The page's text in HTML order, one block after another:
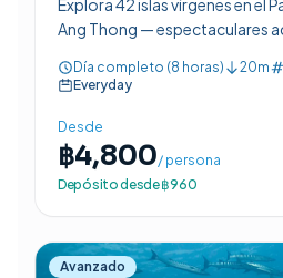
Explora 42 islas vírgenes en el
Ang Thong — espectaculares
protegido.
Día completo (8 horas) 20m
Everyday
Desde
฿4,800/ persona
Depósito desde ฿960
Avanzado